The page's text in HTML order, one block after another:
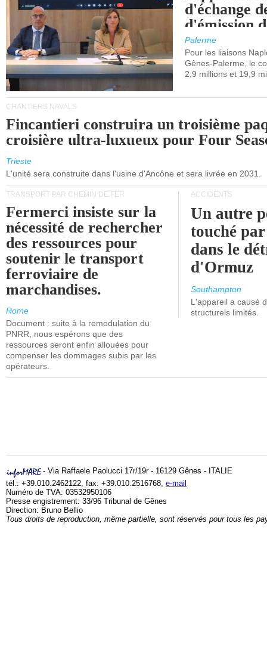
d'échange
d'émission
(SEQE-UE)
maritimes
occidentale.
Palerme
Pour les liaisons
Gênes-Palerme, le
2,9 millions et 19,9
CHANTIERS NAVALS
Fincantieri construira un troisième
croisière ultra-luxueux pour Four
Trieste
L'unité sera construite dans l'usine d'Ancône et sera livrée en 2031.
TRANSPORT PAR CHEMIN DE FER
Fermerci insiste sur la
nécessité de rechercher
des ressources pour
soutenir le transport
ferroviaire de
marchandises.
Rome
Document : suite à la remodulation du
PNRR, nous espérons que des
ressources seront enfin allouées pour
compenser les dommages subis par les
opérateurs.
ACCIDENTS
Un autre
touché
dans le
d'Ormuz
Southampton
L'appareil a causé
structurels limités.
- Via Raffaele Paolucci 17r/19r - 16129 Gênes - ITALIE
tél.: +39.010.2462122, fax: +39.010.2516768, e-mail
Numéro de TVA: 03532950106
Presse engistrement: 33/96 Tribunal de Gênes
Direction: Bruno Bellio
Tous droits de reproduction, même partielle, sont réservés pour tous les